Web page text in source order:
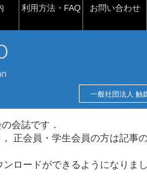
利用方法・FAQ お問い合わせ
一般社団法人 触
会誌です．
正会員・学生会員の方は記事
ロードができるようになりま